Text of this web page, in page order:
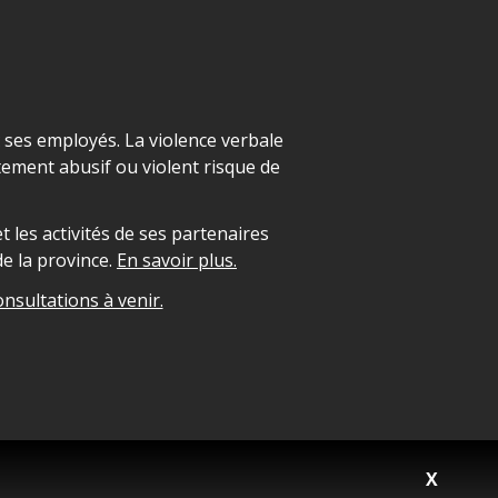
X
employés. La violence verbale
abusif ou violent risque de
les activités de ses partenaires
la province. En savoir plus.
à venir.